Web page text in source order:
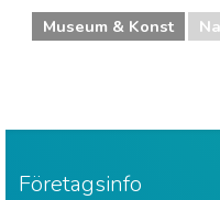
Museum & Konst
Företagsinfo